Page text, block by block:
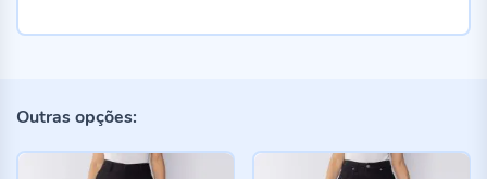
Outras opções: